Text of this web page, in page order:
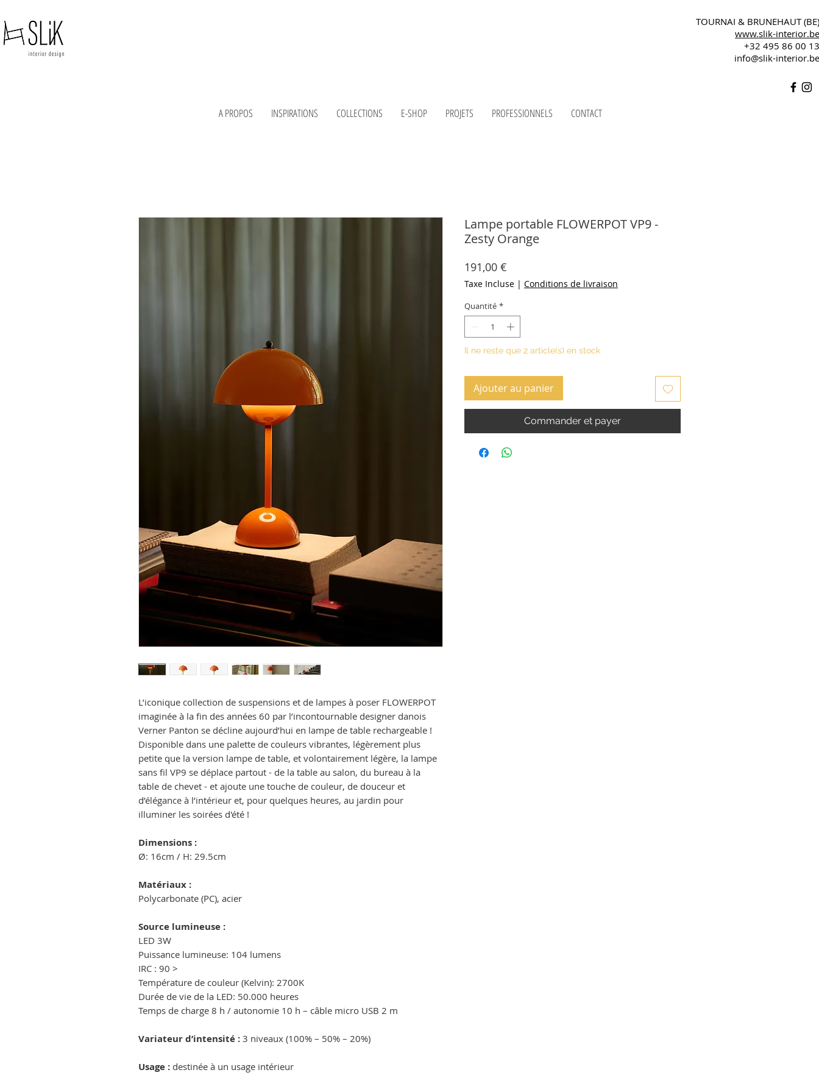
TOURNAI & BRUNEHAUT (BE)
www.slik-interior.be
+32 495 86 00 13
info@slik-interior.be
A PROPOS INSPIRATIONS COLLECTIONS E-SHOP PROJETS PROFESSIONNELS CONTACT
L’iconique collection de suspensions et de lampes à poser FLOWERPOT
imaginée à la fin des années 60 par l’incontournable designer danois
Verner Panton se décline aujourd’hui en lampe de table rechargeable !
Disponible dans une palette de couleurs vibrantes, légèrement plus
petite que la version lampe de table, et volontairement légère, la lampe
sans fil VP9 se déplace partout - de la table au salon, du bureau à la
table de chevet - et ajoute une touche de couleur, de douceur et
d’élégance à l’intérieur et, pour quelques heures, au jardin pour
illuminer les soirées d'été !
Dimensions :
Ø: 16cm / H: 29.5cm
Matériaux :
Polycarbonate (PC), acier
Source lumineuse :
LED 3W
Puissance lumineuse: 104 lumens
IRC : 90 >
Température de couleur (Kelvin): 2700K
Durée de vie de la LED: 50.000 heures
Temps de charge 8 h / autonomie 10 h – câble micro USB 2 m
Variateur d’intensité : 3 niveaux (100% – 50% – 20%)
Usage : destinée à un usage intérieur
Lampe portable FLOWERPOT VP9 -
Zesty Orange
191,00 €
Taxe Incluse | Conditions de livraison
Quantité *
Il ne reste que 2 article(s) en stock
Ajouter au panier
Commander et payer